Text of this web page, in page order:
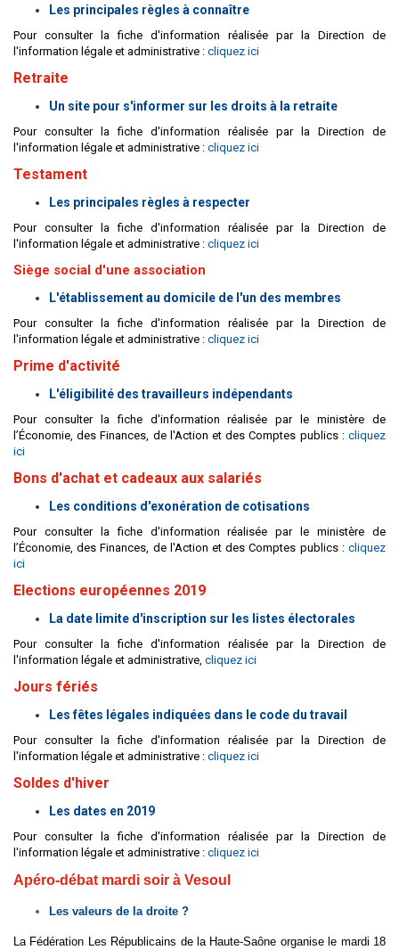
Les principales règles à connaître
Pour consulter la fiche d'information réalisée par la Direction de
l'information légale et administrative : cliquez ici
Retraite
Un site pour s'informer sur les droits à la retraite
Pour consulter la fiche d'information réalisée par la Direction de
l'information légale et administrative : cliquez ici
Testament
Les principales règles à respecter
Pour consulter la fiche d'information réalisée par la Direction de
l'information légale et administrative : cliquez ici
Siège social d'une association
L'établissement au domicile de l'un des membres
Pour consulter la fiche d'information réalisée par la Direction de
l'information légale et administrative : cliquez ici
Prime d'activité
L'éligibilité des travailleurs indépendants
Pour consulter la fiche d'information réalisée par le ministère de
l’Économie, des Finances, de l'Action et des Comptes publics : cliquez
ici
Bons d'achat et cadeaux aux salariés
Les conditions d'exonération de cotisations
Pour consulter la fiche d'information réalisée par le ministère de
l’Économie, des Finances, de l'Action et des Comptes publics : cliquez
ici
Elections européennes 2019
La date limite d'inscription sur les listes électorales
Pour consulter la fiche d'information réalisée par la Direction de
l'information légale et administrative, cliquez ici
Jours fériés
Les fêtes légales indiquées dans le code du travail
Pour consulter la fiche d'information réalisée par la Direction de
l'information légale et administrative : cliquez ici
Soldes d'hiver
Les dates en 2019
Pour consulter la fiche d'information réalisée par la Direction de
l'information légale et administrative : cliquez ici
Apéro-débat mardi soir à Vesoul
Les valeurs de la droite ?
La Fédération Les Républicains de la Haute-Saône organise le mardi 18